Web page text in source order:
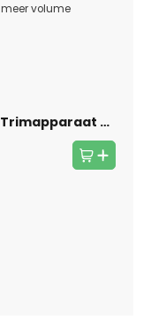
meer volume
Bathmate Trim 2.0 Trimapparaat
— grijs